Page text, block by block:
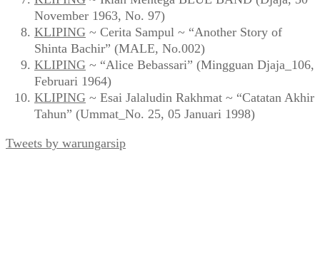
November 1963, No. 97)
KLIPING ~ Cerita Sampul ~ “Another Story of
Shinta Bachir” (MALE, No.002)
KLIPING ~ “Alice Bebassari” (Mingguan Djaja_106,
Februari 1964)
KLIPING ~ Esai Jalaludin Rakhmat ~ “Catatan Akhir
Tahun” (Ummat_No. 25, 05 Januari 1998)
Tweets by warungarsip